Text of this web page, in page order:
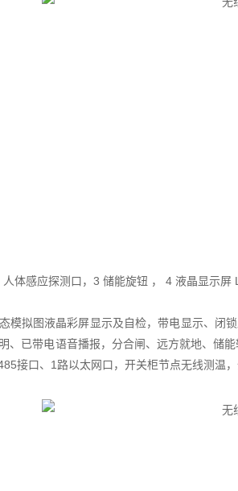
人体感应探测口，3 储能旋钮 ， 4 液晶显示
模拟图液晶彩屏显示及自检，带电显示、闭
、已带电语音播报，分合闸、远方就地、储
接口、1路以太网口，开关柜节点无线测温